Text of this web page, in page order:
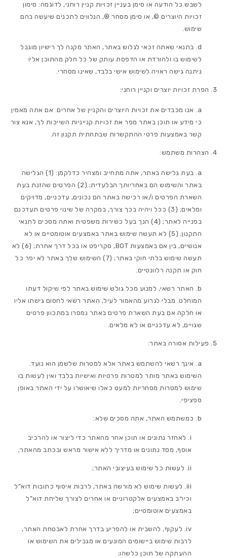
לשבש כל הודעה או סימן בעניין זכויות קניין רוחני, לדוגמה: סימון
זכויות היוצרים ©, או סימן מסחר ®, הנלווים לתכנים שיעשה בהם
שימוש.
בתנאי שאתה זכאי לגלוש באתר, האתר מקנה לך רישיון מוגבל
לשימוש בו ולהורדת או הדפסת עותק של כל חלק מהתוכן אליו
ניתנה גישה ראויה לשימוש אישי בלבד, שאינו מסחרי.
הפרת זכויות יוצרים וקניין רוחני:
אנו מכבדים את זכויות היוצרים והקניין של אחרים. אם אתה מאמין
כי מידע או תוכן באתר מפר את זכויות קנייניות השייכות לך, אנא צור
קשר באמצעות פרטי ההתקשרות שבתחתית תקנון זה.
הצהרות משתמש:
בעת גלישה באתר, אתה מתחייב ומצהיר כדלקמן: (1) הגלישה
באתר והשימוש הם באחריותך הבלעדית; (2) הפרטים שהזנת בעת
השארת הפרטים ו/או רכישה באתר הם נכונים, עדכניים, מדויקים
ומלאים; (3) ככל ויהיה בכך צורך, במקרה של שינוי פרטים תעדכנם
בפנייה לאתר; (4) הנך בעל כשירות משפטית ואתה מסכים לתנאי
התקנון; (5) לא תעשה שימוש באתר באמצעים אוטומטיים או לא
אנושיים, בין אם באמצעות BOT, סקריפט או בכל דרך אחרת; (6) לא
תעשה שימוש בלתי חוקי באתר; (7) השימוש שלך באתר לא יפר כל
חוק או תקנה רלוונטיים.
האתר רשאי, למנוע מכל גולש שימוש באתר לפי שיקול דעתו
המוחלט. מבלי לגרוע מהאמור לעיל, האתר רשאי לחסום גישתו אליו
או חלקה אם בעת השארת פרטים באתר נמסרו במתכוון פרטים
שגויים, לא עדכניים או לא מלאים.
פעילות אסורה באתר:
אינך רשאי להשתמש באתר אלא למטרות שלשמן הוא נועד.
השימוש באתר מותר למטרות פרטיות ואישיות בלבד ואין לעשות בו
שימוש למטרות מסחריות למעט כאלו שיאושרו על ידי האתר באופן
ספציפי.
כמשתמש האתר, אתה מסכים שלא:
לאחזר נתונים או תוכן אחר מהאתר כדי ליצור או להרכיב
אוסף, מסד נתונים או מדריך ללא אישור מראש ובכתב מהאתר;
לעשות כל שימוש בעיצובי האתר;
לעשות שימוש לא מורשה באתר, לרבות איסוף כתובות דוא”ל
וכיו״ב באמצעים אלקטרוניים או אחרים לצורך שליחת דוא”ל
באמצעים אוטומטיים;
לעקוף, להשבית או להפריע בדרך אחרת לאבטחת האתר,
לרבות שימוש ביישומים המונעים או מגבילים את השימוש או
ההעתקה של תוכן כלשהו;